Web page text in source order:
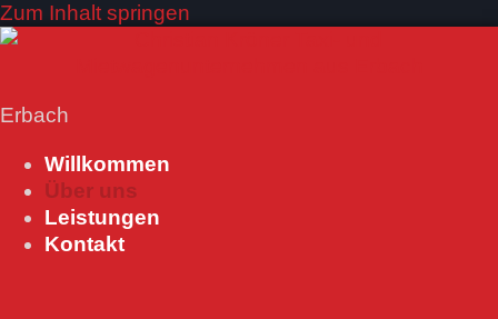
Zum Inhalt springen
Erbach
Willkommen
Über uns
Leistungen
Kontakt